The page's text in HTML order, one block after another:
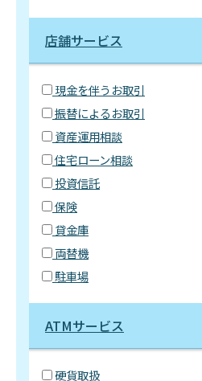
店舗サービス
現金を伴うお取引
振替によるお取引
資産運用相談
住宅ローン相談
投資信託
保険
貸金庫
両替機
駐車場
ATMサービス
硬貨取扱